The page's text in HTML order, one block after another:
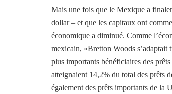
Mais une fois que le Mexique a
dollar – et que les capitaux ont
économique a diminué. Comme
mexicain, «Bretton Woods
plus importants bénéficiaires des
atteignaient 14,2% du total des prêts
également des prêts importants de la